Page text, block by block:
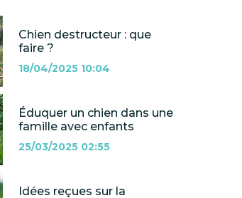
Chien destructeur : que
faire ?
18/04/2025 10:04
Éduquer un chien dans une
famille avec enfants
25/03/2025 02:55
Idées reçues sur la